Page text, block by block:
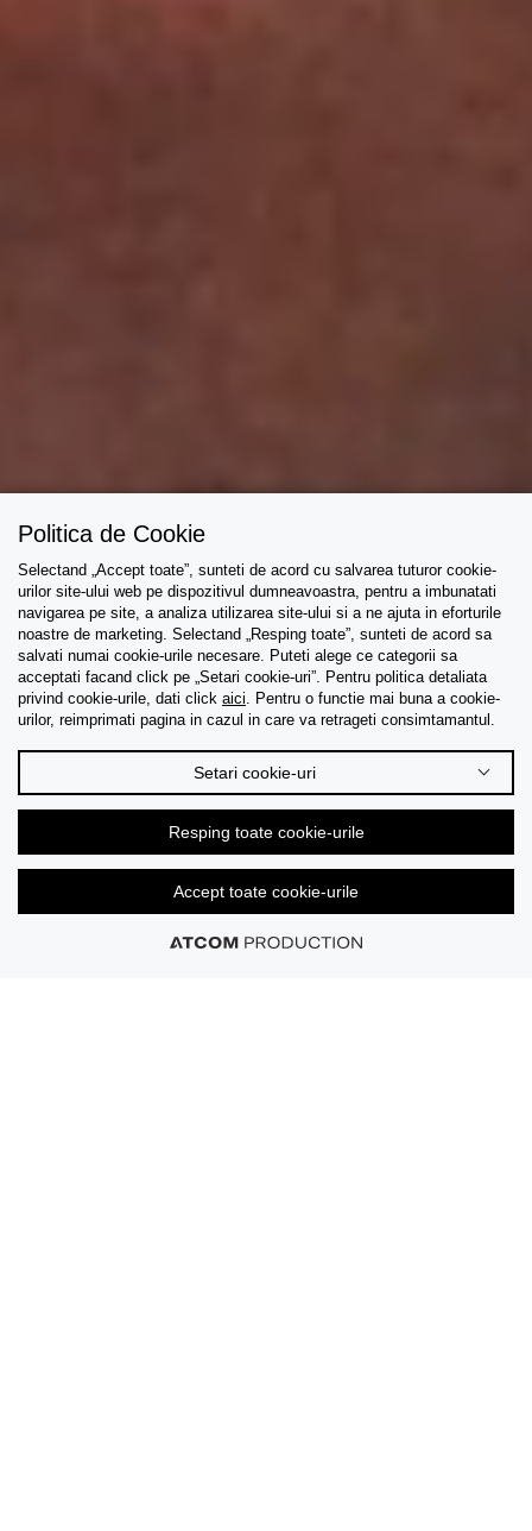
Politica de Cookie
Selectand „Accept toate”, sunteti de acord cu salvarea tuturor cookie-
urilor site-ului web pe dispozitivul dumneavoastra, pentru a imbunatati
navigarea pe site, a analiza utilizarea site-ului si a ne ajuta in eforturile
noastre de marketing. Selectand „Resping toate”, sunteti de acord sa
salvati numai cookie-urile necesare. Puteti alege ce categorii sa
acceptati facand click pe „Setari cookie-uri”. Pentru politica detaliata
privind cookie-urile, dati click aici. Pentru o functie mai buna a cookie-
urilor, reimprimati pagina in cazul in care va retrageti consimtamantul.
Setari cookie-uri
Resping toate cookie-urile
Accept toate cookie-urile